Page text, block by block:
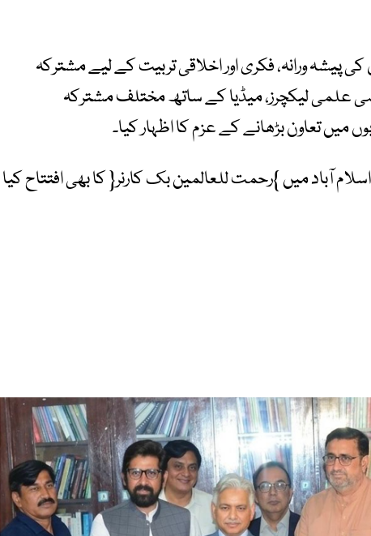
پیشہ ورانہ، فکری اور اخلاقی تربیت کے لیے مشترکہ
ماہی علمی لیکچرز، میڈیا کے ساتھ مختلف مشترکہ
میں تعاون بڑھانے کے عزم کا اظہار کیا۔
آباد میں }رحمت للعالمین بک کارنر{ کا بھی افتتاح کیا